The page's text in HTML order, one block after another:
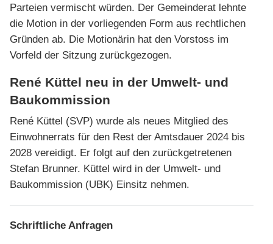
Parteien vermischt würden. Der Gemeinderat lehnte
die Motion in der vorliegenden Form aus rechtlichen
Gründen ab. Die Motionärin hat den Vorstoss im
Vorfeld der Sitzung zurückgezogen.
René Küttel neu in der Umwelt- und
Baukommission
René Küttel (SVP) wurde als neues Mitglied des
Einwohnerrats für den Rest der Amtsdauer 2024 bis
2028 vereidigt. Er folgt auf den zurückgetretenen
Stefan Brunner. Küttel wird in der Umwelt- und
Baukommission (UBK) Einsitz nehmen.
Schriftliche Anfragen